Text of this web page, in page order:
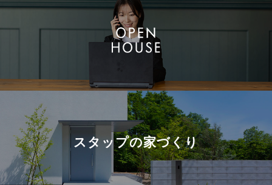
スタップの家づくり